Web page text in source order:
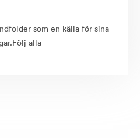
som en källa för sina
alla